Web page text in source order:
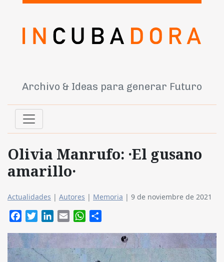
Archivo & Ideas para generar Futuro
Olivia Manrufo: ·El gusano
amarillo·
Actualidades | Autores | Memoria | 9 de noviembre de 2021
FacebookTwitterLinkedIn
Email WhatsApp